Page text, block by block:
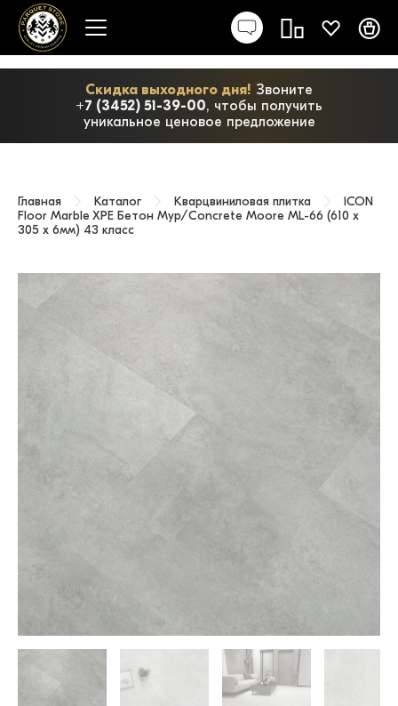
Скидка выходного дня! Звоните
+7 (3452) 51-39-00, чтобы получить
уникальное ценовое предложение
Главная Каталог Кварцвиниловая плитка
ICON
Floor Marble XPE Бетон Мур/Concrete Moore ML-66 (610 х
305 x 6мм) 43 класс